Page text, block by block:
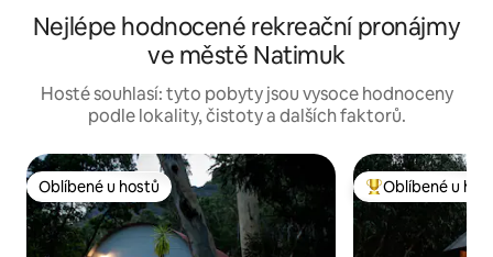
Nejlépe hodnocené rekreační pronájmy
ve městě Natimuk
Hosté souhlasí: tyto pobyty jsou vysoce hodnoceny
podle lokality, čistoty a dalších faktorů.
Oblíbené u hostů
Oblíbené u hostů Nejlepší v
Oblíbené u